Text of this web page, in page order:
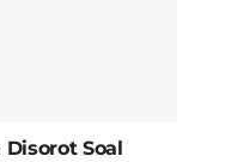
Soal